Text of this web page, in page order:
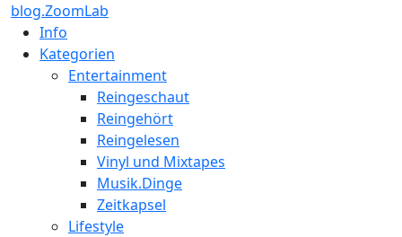
blog.ZoomLab
Info
Kategorien
Entertainment
Reingeschaut
Reingehört
Reingelesen
Vinyl und Mixtapes
Musik.Dinge
Zeitkapsel
Lifestyle